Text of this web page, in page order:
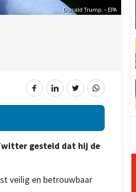
Donald Trump. – EPA
gesteld dat hij de
veilig en betrouwbaar